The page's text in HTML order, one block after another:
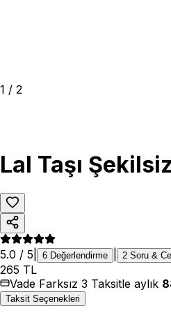
1 / 2
Lal Taşı
5.0 / 5 6 Değerlendirme 2 Soru &
265 TL
Vade Farksız 3 Taksitle aylık
Taksit Seçenekleri